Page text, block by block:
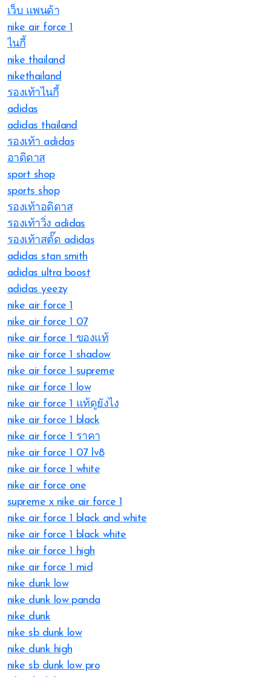
เว็บ แพนด้า
nike air force 1
ไนกี้
nike thailand
nikethailand
รองเท้าไนกี้
adidas
adidas thailand
รองเท้า adidas
อาดิดาส
sport shop
sports shop
รองเท้าอดิดาส
รองเท้าวิ่ง adidas
รองเท้าสตั๊ด adidas
adidas stan smith
adidas ultra boost
adidas yeezy
nike air force 1
nike air force 1 07
nike air force 1 ของแท้
nike air force 1 shadow
nike air force 1 supreme
nike air force 1 low
nike air force 1 แท้ดูยังไง
nike air force 1 black
nike air force 1 ราคา
nike air force 1 07 lv8
nike air force 1 white
nike air force one
supreme x nike air force 1
nike air force 1 black and white
nike air force 1 black white
nike air force 1 high
nike air force 1 mid
nike dunk low
nike dunk low panda
nike dunk
nike sb dunk low
nike dunk high
nike sb dunk low pro